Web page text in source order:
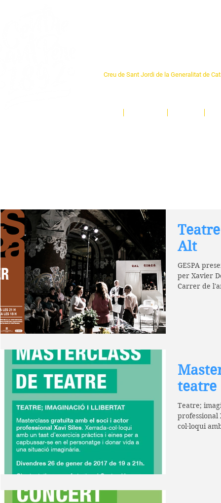
Creu de Sant Jordi de la Generalitat de
Alt
GESPA
per Xavier
Carrer de
teatre
Teatre;
professional
col·loqui